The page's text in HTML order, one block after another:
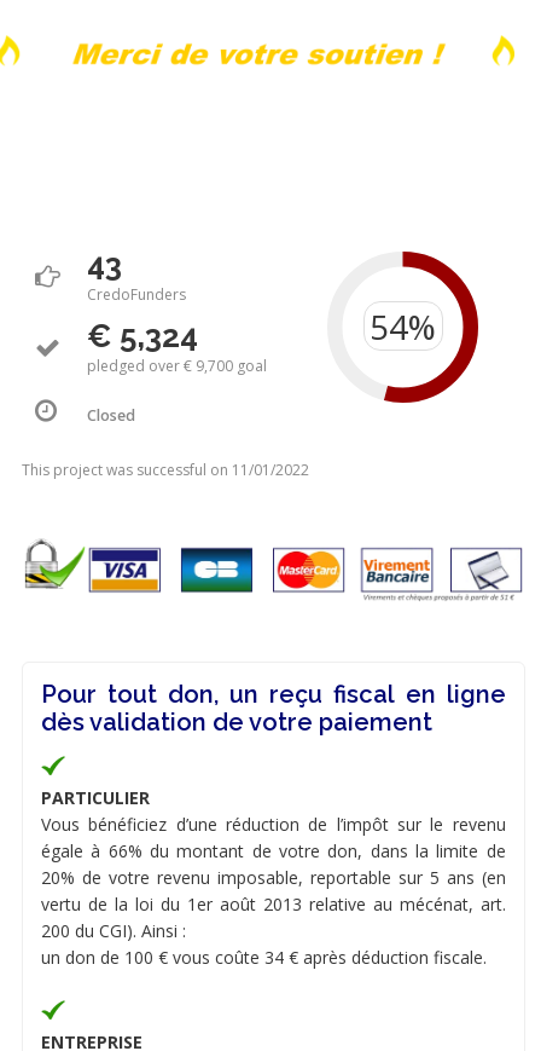
43
CredoFunders
€ 5,324
pledged over € 9,700 goal
Closed
This project was successful on 11/01/2022
Pour tout don, un reçu fiscal en ligne
dès validation de votre paiement
PARTICULIER
Vous bénéficiez d’une réduction de l’impôt sur le revenu
égale à 66% du montant de votre don, dans la limite de
20% de votre revenu imposable, reportable sur 5 ans (en
vertu de la loi du 1er août 2013 relative au mécénat, art.
200 du CGI). Ainsi :
un don de 100 € vous coûte 34 € après déduction fiscale.
ENTREPRISE